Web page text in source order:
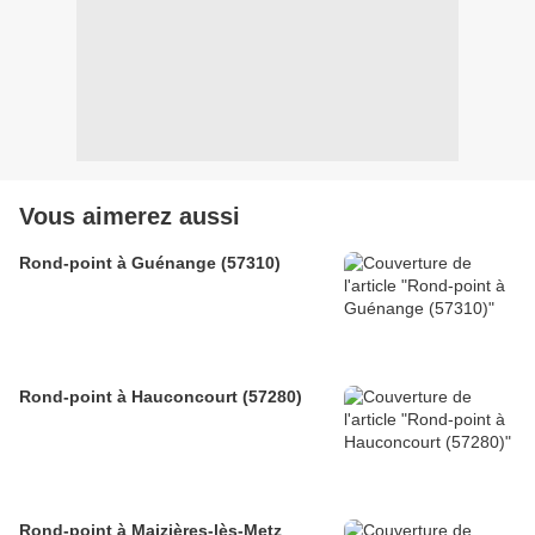
Vous aimerez aussi
Rond-point à Guénange (57310)
Rond-point à Hauconcourt (57280)
Rond-point à Maizières-lès-Metz